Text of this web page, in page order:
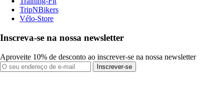
TripNBikers
Vélo-Store
Inscreva-se na nossa newsletter
Aproveite 10% de desconto ao inscrever-se na nossa newsletter
Inscrever-se